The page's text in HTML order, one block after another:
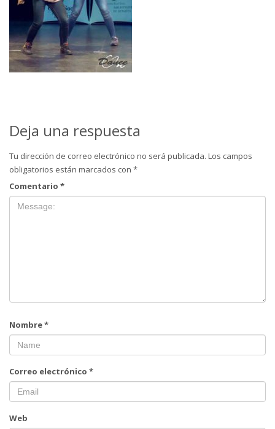
Deja una respuesta
Tu dirección de correo electrónico no será publicada. Los campos
obligatorios están marcados con *
Comentario *
Nombre*
Correo electrónico *
Web